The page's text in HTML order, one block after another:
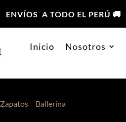
ENVÍOS A TODO EL PERÚ 🚚
Inicio Nosotros
Zapatos Ballerina